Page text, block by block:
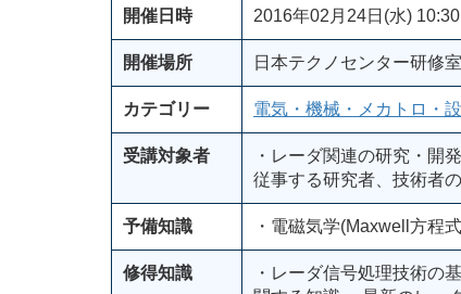
開催日時 2016年02月24日(水)
開催場所 日本テクノセンター研修室
カテゴリー 電気・機械・メカトロ・
受講対象者
・レーダ関連の研究・開
従事する研究者、技術者
予備知識 ・電磁気学(Maxwell方程
修得知識
・レーダ信号処理技術の